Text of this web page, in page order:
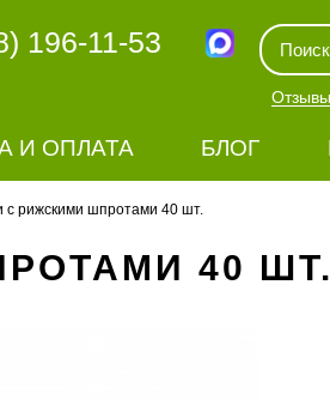
196-11-53
И ОПЛАТА БЛОГ
с рижскими шпротами 40 шт.
40 ШТ.